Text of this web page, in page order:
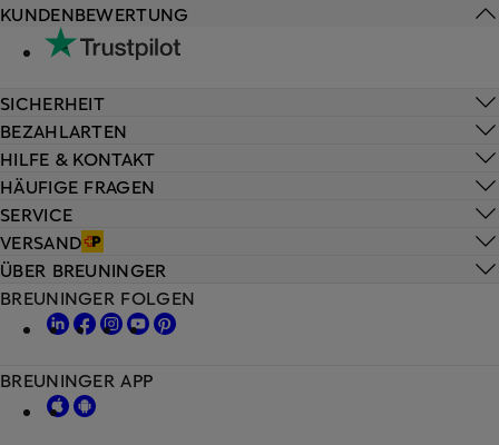
HILFE & KONTAKT
HÄUFIGE FRAGEN
SERVICE
VERSAND
KUNDENBEWERTUNG
SICHERHEIT
BEZAHLARTEN
ÜBER BREUNINGER
BREUNINGER FOLGEN
BREUNINGER APP